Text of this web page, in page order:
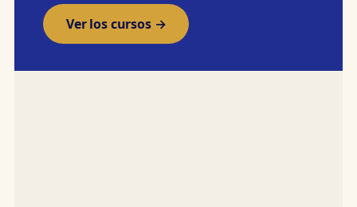
Ver los cursos →